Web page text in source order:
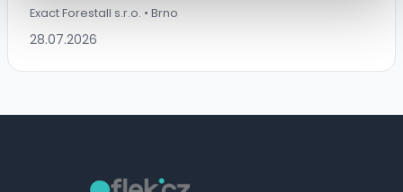
Exact Forestall s.r.o. • Brno
28.07.2026